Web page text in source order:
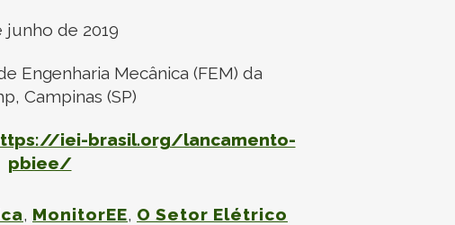
junho de 2019
Engenharia Mecânica (FEM) da
Campinas (SP)
iei-brasil.org/lancamento-
pbiee/
, MonitorEE, O Setor Elétrico